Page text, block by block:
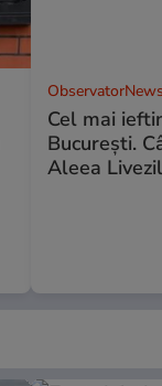
Cel mai
Bucureşti.
Aleea